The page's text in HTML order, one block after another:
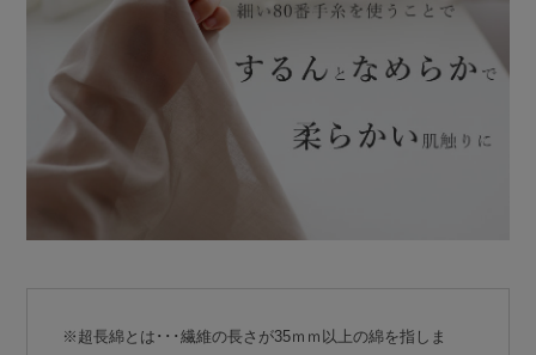
※超長綿とは･･･繊維の長さが35ｍｍ以上の綿を指しま